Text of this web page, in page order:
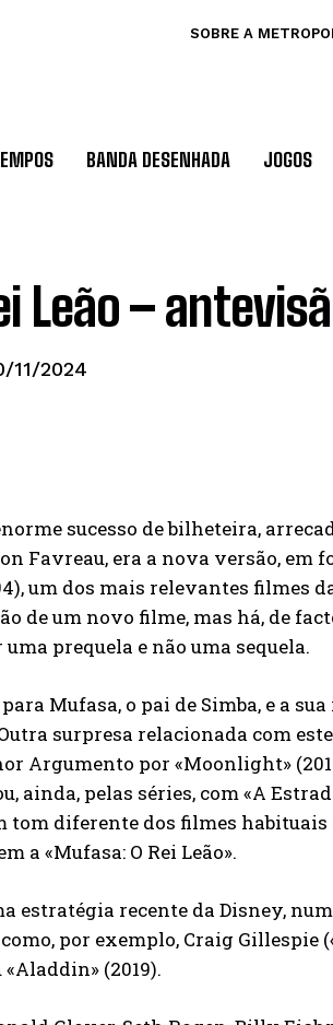
SOBRE A
BANDA DESENHADA JOGOS
Leão –
11/2024
sucesso de bilheteira,
Favreau, era a nova versão, em
um dos mais relevantes filmes
um novo filme, mas há, de
prequela e não uma sequela.
Mufasa, o pai de Simba, e a
surpresa relacionada com
Argumento por «Moonlight»
ainda, pelas séries, com «A
diferente dos filmes habituais
a «Mufasa: O Rei Leão».
estratégia recente da Disney,
por exemplo, Craig Gillespie
«Aladdin» (2019).